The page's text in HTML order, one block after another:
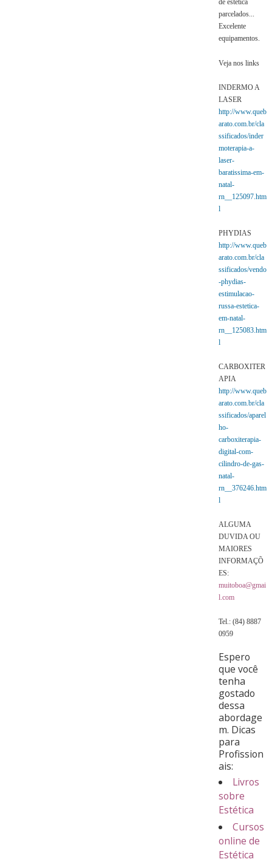
de estética
parcelados...
Excelente
equipamentos.
Veja nos links
INDERMO A
LASER
http://www.queb
arato.com.br/cla
ssificados/inder
moterapia-a-
laser-
baratissima-em-
natal-
rn__125097.htm
l
PHYDIAS
http://www.queb
arato.com.br/cla
ssificados/vendo
-phydias-
estimulacao-
russa-estetica-
em-natal-
rn__125083.htm
l
CARBOXITER
APIA
http://www.queb
arato.com.br/cla
ssificados/aparel
ho-
carboxiterapia-
digital-com-
cilindro-de-gas-
natal-
rn__376246.htm
l
ALGUMA
DUVIDA OU
MAIORES
INFORMAÇÕ
ES:
muitoboa@gmai
l.com
Tel.: (84) 8887
0959
Espero
que você
tenha
gostado
dessa
abordage
m. Dicas
para
Profission
ais:
Livros
sobre
Estética
Cursos
online de
Estética